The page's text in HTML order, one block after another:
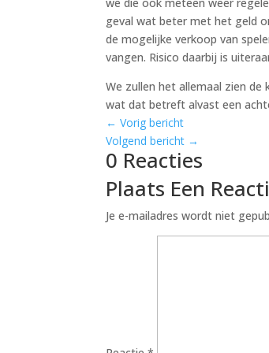
geval wat beter met het geld
de mogelijke verkoop van
vangen. Risico daarbij is
We zullen het allemaal zien
wat dat betreft alvast een
←Vorig bericht
Volgend bericht →
0 Reacties
Plaats Een
Je e-mailadres wordt niet